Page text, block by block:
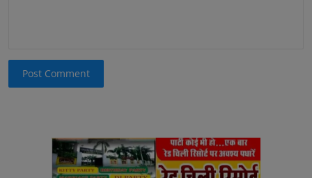
Post Comment